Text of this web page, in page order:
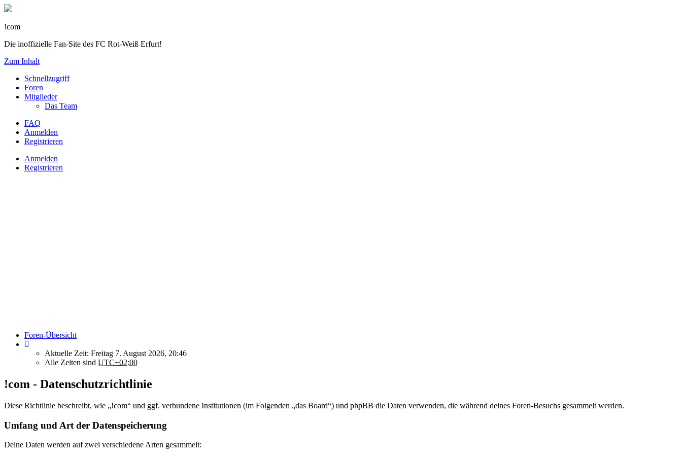
!com
Die inoffizielle Fan-Site des FC Rot-Weiß Erfurt!
Zum Inhalt
Schnellzugriff
Foren
Mitglieder
Das Team
FAQ
Anmelden
Registrieren
Anmelden
Registrieren
Foren-Übersicht
Aktuelle Zeit: Freitag 7. August 2026, 20:46
Alle Zeiten sind UTC+02:00
!com - Datenschutzrichtlinie
Diese Richtlinie beschreibt, wie „!com“ und ggf. verbundene Institutionen (im Folgenden „das Board“) und phpBB die Daten verwenden, die während deines Foren-Besuchs gesammelt werden.
Umfang und Art der Datenspeicherung
Deine Daten werden auf zwei verschiedene Arten gesammelt: